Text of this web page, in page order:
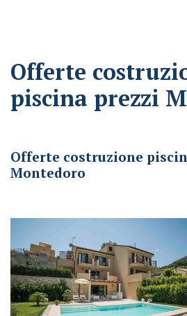
Offerte
piscina prezzi
Offerte costruzione
Montedoro